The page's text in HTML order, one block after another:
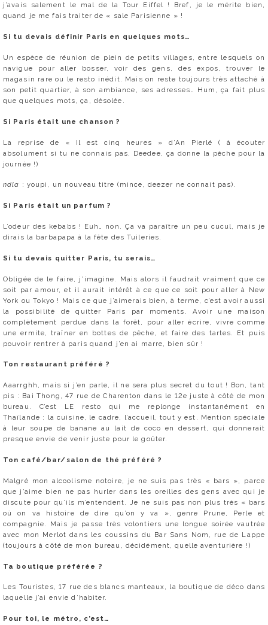
j’avais salement le mal de la Tour Eiffel ! Bref, je le mérite bien,
quand je me fais traiter de « sale Parisienne » !
Si tu devais définir Paris en quelques mots…
Un espèce de réunion de plein de petits villages, entre lesquels on
navigue pour aller bosser, voir des gens, des expos, trouver le
magasin rare ou le resto inédit. Mais on reste toujours très attaché à
son petit quartier, à son ambiance, ses adresses… Hum, ça fait plus
que quelques mots, ça, désolée.
Si Paris était une chanson ?
La reprise de « Il est cinq heures » d’An Pierlé ( à écouter
absolument si tu ne connais pas, Deedee, ça donne la pêche pour la
journée !)
ndla : youpi, un nouveau titre (mince, deezer ne connait pas).
Si Paris était un parfum ?
L’odeur des kebabs ! Euh… non. Ça va paraître un peu cucul, mais je
dirais la barbapapa à la fête des Tuileries.
Si tu devais quitter Paris, tu serais…
Obligée de le faire, j’imagine. Mais alors il faudrait vraiment que ce
soit par amour, et il aurait intérêt à ce que ce soit pour aller à New
York ou Tokyo ! Mais ce que j’aimerais bien, à terme, c’est avoir aussi
la possibilité de quitter Paris par moments. Avoir une maison
complètement perdue dans la forêt, pour aller écrire, vivre comme
une ermite, traîner en bottes de pêche, et faire des tartes. Et puis
pouvoir rentrer à paris quand j’en ai marre, bien sûr !
Ton restaurant préféré ?
Aaarrghh, mais si j’en parle, il ne sera plus secret du tout ! Bon, tant
pis : Bai Thong, 47 rue de Charenton dans le 12e juste à côté de mon
bureau. C’est LE resto qui me replonge instantanément en
Thaïlande : la cuisine, le cadre, l’accueil, tout y est. Mention spéciale
à leur soupe de banane au lait de coco en dessert, qui donnerait
presque envie de venir juste pour le goûter.
Ton café/bar/salon de thé préféré ?
Malgré mon alcoolisme notoire, je ne suis pas très « bars », parce
que j’aime bien ne pas hurler dans les oreilles des gens avec qui je
discute pour qu’ils m’entendent. Je ne suis pas non plus très « bars
où on va histoire de dire qu’on y va », genre Prune, Perle et
compagnie. Mais je passe très volontiers une longue soirée vautrée
avec mon Merlot dans les coussins du Bar Sans Nom, rue de Lappe
(toujours à côté de mon bureau, décidément, quelle aventurière !)
Ta boutique préférée ?
Les Touristes, 17 rue des blancs manteaux, la boutique de déco dans
laquelle j’ai envie d’habiter.
Pour toi, le métro, c’est…